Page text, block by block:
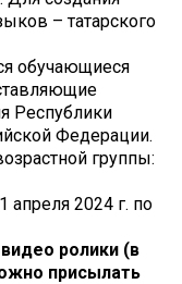
– татарского
обучающиеся
Республики
Федерации.
группы:
апреля 2024 г. по
ролики (в
присылать